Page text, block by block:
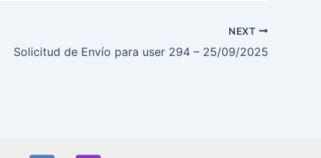
NEXT
Solicitud de Envío para user 294 – 25/09/2025